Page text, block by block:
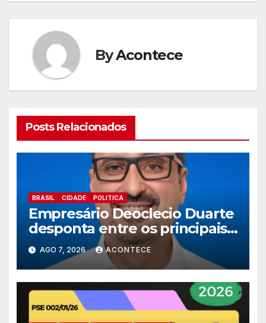
ByAcontece
Posts Relacionados
BRASIL CIDADE POLITICA
Empresário Deoclecio Duarte
desponta entre os principais
nomes do União Brasil para
deputado estadual
AGO 7, 2026 ACONTECE